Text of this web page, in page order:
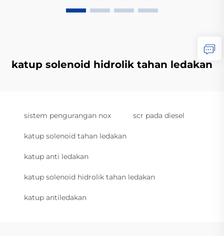
katup solenoid hidrolik tahan ledakan
sistem pengurangan nox scr pada diesel
katup solenoid tahan ledakan
katup anti ledakan
katup solenoid hidrolik tahan ledakan
katup antiledakan